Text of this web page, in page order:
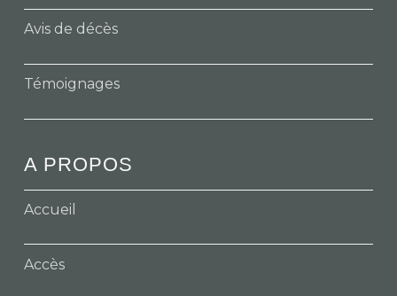
Avis de décès
Témoignages
A PROPOS
Accueil
Accès